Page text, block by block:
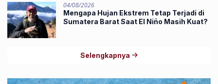
04/08/2026
Mengapa Hujan Ekstrem Tetap Terjadi di
Sumatera Barat Saat El Niño Masih Kuat?
Selengkapnya